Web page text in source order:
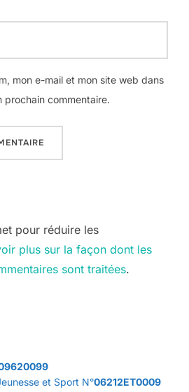
mon e-mail et mon site web dans
prochain commentaire.
pour réduire les
plus sur la façon dont les
sont traitées.
et Sport N°06212ET0009